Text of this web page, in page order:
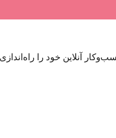
آنلاین خود را راه‌اندازی